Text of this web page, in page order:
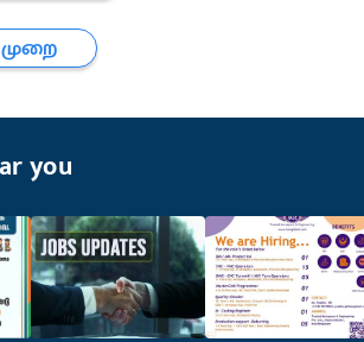
you